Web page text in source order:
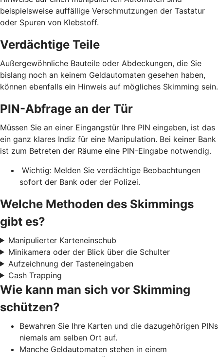
beispielsweise auffällige Verschmutzungen der Tastatur
oder Spuren von Klebstoff.
Verdächtige Teile
Außergewöhnliche Bauteile oder Abdeckungen, die Sie
bislang noch an keinem Geldautomaten gesehen haben,
können ebenfalls ein Hinweis auf mögliches Skimming sein.
PIN-Abfrage an der Tür
Müssen Sie an einer Eingangstür Ihre PIN eingeben, ist das
ein ganz klares Indiz für eine Manipulation. Bei keiner Bank
ist zum Betreten der Räume eine PIN-Eingabe notwendig.
Wichtig: Melden Sie verdächtige Beobachtungen
sofort der Bank oder der Polizei.
Welche Methoden des Skimmings
gibt es?
Manipulierter Karteneinschub
Minikamera oder der Blick über die Schulter
Aufzeichnung der Tasteneingaben
Cash Trapping
Wie kann man sich vor Skimming
schützen?
Bewahren Sie Ihre Karten und die dazugehörigen PINs
niemals am selben Ort auf.
Manche Geldautomaten stehen in einem